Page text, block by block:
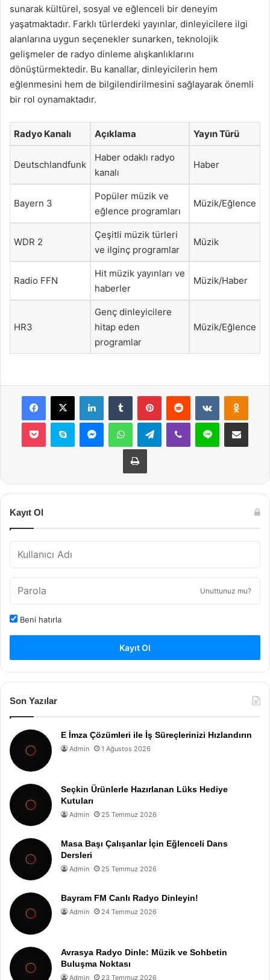
sunarak kültürel, sosyal ve eğlenceli bir deneyim
yaşatmaktadır. Farklı türlerdeki yayınlar, dinleyicilere ilgi
alanlarına uygun seçenekler sunarken, teknolojik
gelişmeler de radyo dinleme alışkanlıklarını
dönüştürmektedir. Bu kanallar, dinleyicilerin hem
eğlenmesini hem de bilgilendirilmesini sağlayarak önemli
bir rol oynamaktadır.
Radyo Kanalı Açıklama Yayın Türü
Deutschlandfunk
Haber odaklı radyo
kanalı
Haber
Bayern 3
Popüler müzik ve
eğlence programları
Müzik/Eğlence
WDR 2
Çeşitli müzik türleri
ve ilginç programlar
Müzik
Radio FFN
Hit müzik yayınları ve
haberler
Müzik/Haber
HR3
Genç dinleyicilere
hitap eden
programlar
Müzik/Eğlence
Facebook
X LinkedInTumblr PinterestReddit VKontakte
Pocket Skype MessengerWhatsAppTelegramViber Line E-Posta ile
Yazdır
Kayıt Ol
Unuttunuz mu?
Beni hatırla
Kayıt Ol
Son Yazılar
E İmza Çözümleri ile İş Süreçlerinizi Hızlandırın
Admin 1 Ağustos 2026
Seçkin Ürünlerle Hazırlanan Lüks Hediye
Kutuları
Admin 25 Temmuz 2026
Masa Başı Çalışanlar İçin Eğlenceli Dans
Dersleri
Admin 25 Temmuz 2026
Bayram FM Canlı Radyo Dinleyin!
Admin 24 Temmuz 2026
Avrasya Radyo Dinle: Müzik ve Sohbetin
Buluşma Noktası
Admin 23 Temmuz 2026